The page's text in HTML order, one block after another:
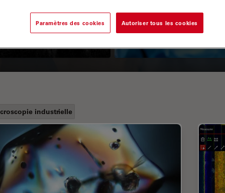
industrielle
Paramètres des cookies Autoriser tous les cookies